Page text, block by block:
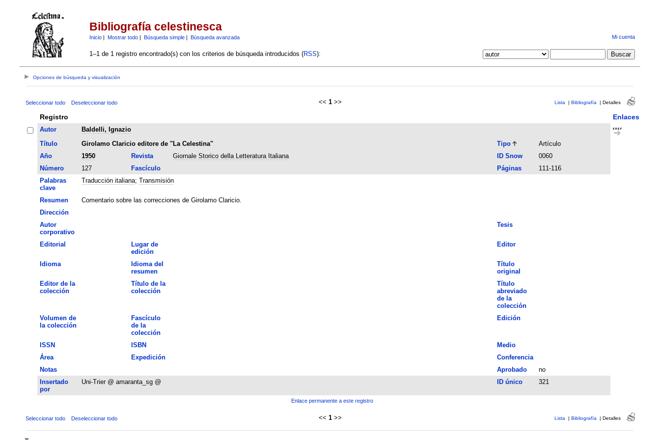
Bibliografía celestinesca
Inicio| Mostrar todo| Búsqueda simple| Búsqueda avanzada Mi cuenta
1–1 de 1 registro encontrado(s) con los criterios de búsqueda introducidos (RSS):
Opciones de búsqueda y visualización
Seleccionar todo Deseleccionar todo << 1 >> Lista | Bibliografía | Detalles
Registro Enlaces
Autor
Baldelli, Ignazio
Título
Girolamo Claricio editore de "La Celestina" Tipo
Artículo
Año
1950 Revista Giornale Storico della Letteratura Italiana ID Snow
0060
Número
127 Fascículo Páginas
111-116
Palabras
clave
Traducción italiana; Transmisión
Resumen
Comentario sobre las correcciones de Girolamo Claricio.
Dirección
Autor
corporativo
Tesis
Editorial
Lugar de
edición
Editor
Idioma
Idioma del
resumen
Título
original
Editor de la
colección
Título de la
colección
Título
abreviado
de la
colección
Volumen de
la colección
Fascículo
de la
colección
Edición
ISSN ISBN
Medio
Área
Expedición
Conferencia
Notas
Aprobado
no
Insertado
por
Uni-Trier @ amaranta_sg @ ID único 321
Enlace permanente a este registro
Seleccionar todo Deseleccionar todo << 1 >> Lista | Bibliografía | Detalles